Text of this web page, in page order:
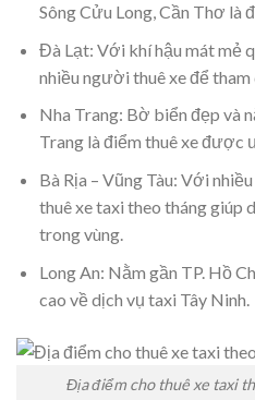
Sông Cửu Long, Cần Thơ là
Đà Lạt: Với khí hậu mát mẻ
nhiều người thuê xe để tham
Nha Trang: Bờ biển đẹp và
Trang là điểm thuê xe được
Bà Rịa – Vũng Tàu: Với
thuê xe taxi theo tháng giúp
trong vùng.
Long An: Nằm gần TP. Hồ
cao về dịch vụ taxi Tây Ninh.
Địa điểm cho thuê xe taxi